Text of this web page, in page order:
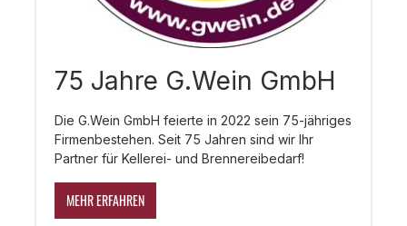
75 Jahre G.Wein GmbH
Die G.Wein GmbH feierte in 2022 sein 75-jähriges
Firmenbestehen. Seit 75 Jahren sind wir Ihr
Partner für Kellerei- und Brennereibedarf!
MEHR ERFAHREN